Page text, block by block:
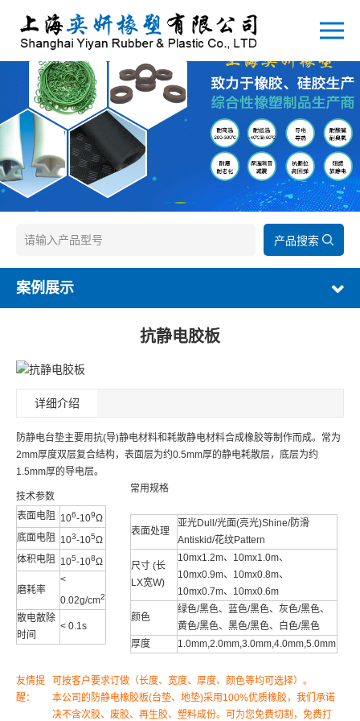
产品搜索
案例展示
抗静电胶板
详细介绍
防静电台垫主要用抗(导)静电材料和耗散静电材料合成橡胶等制作而成。常为
2mm厚度双层复合结构，表面层为约0.5mm厚的静电耗散层，底层为约
1.5mm厚的导电层。
技术参数
表面电阻
106-109Ω
底面电阻
103-105Ω
体积电阻
105-108Ω
磨耗率
<
0.02g/cm2
散电散除
时间
< 0.1s
常用规格
表面处理
亚光Dull/光面(亮光)Shine/防滑
Antiskid/花纹Pattern
尺寸 (长
LX宽W)
10mx1.2m、10mx1.0m、
10mx0.9m、10mx0.8m、
10mx0.7m、10mx0.6m
颜色
绿色/黑色、蓝色/黑色、灰色/黑色、
黄色/黑色、黑色/黑色、白色/黑色
厚度
1.0mm,2.0mm,3.0mm,4.0mm,5.0mm
友情提
醒：
可按客户要求订做（长度、宽度、厚度、颜色等均可选择）。
本公司的防静电橡胶板(台垫、地垫)采用100%优质橡胶，我们承诺
决不含次胶、废胶、再生胶、塑料成份。可为您免费切割，免费打